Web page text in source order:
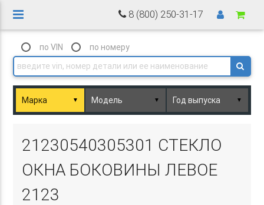
8 (800) 250-31-17
по VIN по номеру
▼ ▼ ▼
21230540305301 СТЕКЛО
ОКНА БОКОВИНЫ ЛЕВОЕ
2123